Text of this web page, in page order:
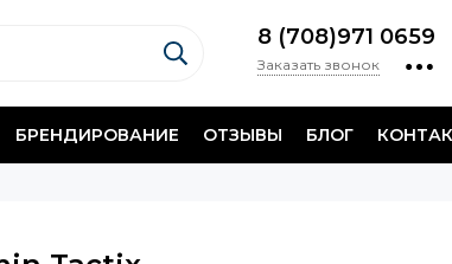
8 (708)971 0659
Заказать звонок
БРЕНДИРОВАНИЕ ОТЗЫВЫ БЛОГ